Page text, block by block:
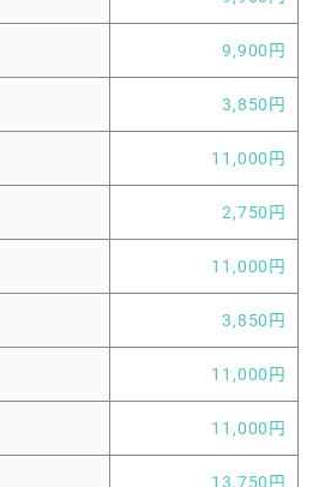
9,900円
3,850円
11,000円
2,750円
11,000円
3,850円
11,000円
11,000円
13,750円